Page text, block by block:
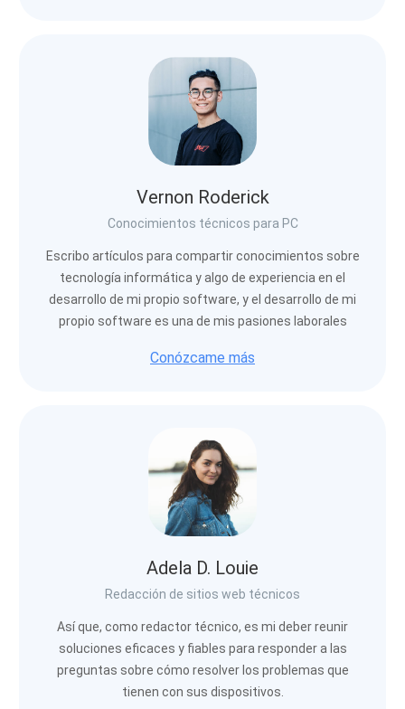
Vernon Roderick
Conocimientos técnicos para PC
Escribo artículos para compartir conocimientos sobre
tecnología informática y algo de experiencia en el
desarrollo de mi propio software, y el desarrollo de mi
propio software es una de mis pasiones laborales
Conózcame más
Adela D. Louie
Redacción de sitios web técnicos
Así que, como redactor técnico, es mi deber reunir
soluciones eficaces y fiables para responder a las
preguntas sobre cómo resolver los problemas que
tienen con sus dispositivos.